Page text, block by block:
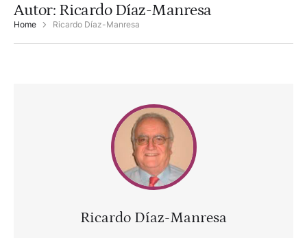
Autor: Ricardo Díaz-Manresa
Home Ricardo Díaz-Manresa
Ricardo Díaz-Manresa